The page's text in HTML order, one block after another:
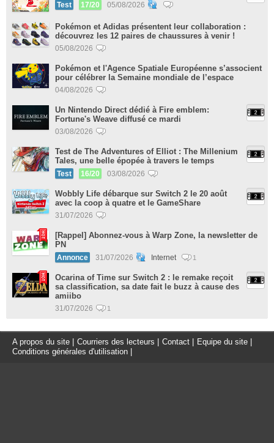
Test 17/20 05/08/2026
Pokémon et Adidas présentent leur collaboration :
découvrez les 12 paires de chaussures à venir !
05/08/2026
Pokémon et l'Agence Spatiale Européenne s’associent
pour célébrer la Semaine mondiale de l’espace
04/08/2026
Un Nintendo Direct dédié à Fire emblem:
Fortune's Weave diffusé ce mardi
03/08/2026
Test de The Adventures of Elliot : The Millenium
Tales, une belle épopée à travers le temps
Test 16/20 03/08/2026
Wobbly Life débarque sur Switch 2 le 20 août
avec la coop à quatre et le GameShare
31/07/2026
[Rappel] Abonnez-vous à Warp Zone, la newsletter de
PN
Annonce 31/07/2026 Internet 1
Ocarina of Time sur Switch 2 : le remake reçoit
sa classification, sa date fait le buzz à cause des
amiibo
31/07/2026 1
A propos du site Courriers des lecteurs Contact Equipe du site
Conditions générales d'utilisation